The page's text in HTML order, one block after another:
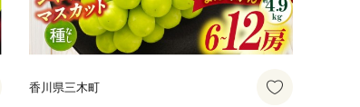
香川県三木町